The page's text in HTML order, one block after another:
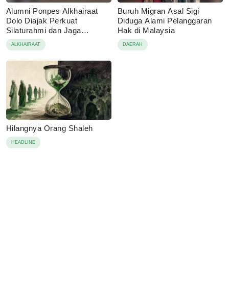
Alumni Ponpes Alkhairaat
Dolo Diajak Perkuat
Silaturahmi dan Jaga
Eksistensi
ALKHAIRAAT
Buruh Migran Asal Sigi
Diduga Alami Pelanggaran
Hak di Malaysia
DAERAH
Hilangnya Orang Shaleh
HEADLINE